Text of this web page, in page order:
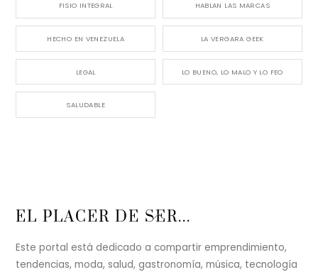
FISIO INTEGRAL HABLAN LAS MARCAS
HECHO EN VENEZUELA LA VERGARA GEEK
LEGAL LO BUENO, LO MALO Y LO FEO
SALUDABLE
Back
Top
EL PLACER DE SER...
Este portal está dedicado a compartir emprendimiento,
tendencias, moda, salud, gastronomía, música, tecnología